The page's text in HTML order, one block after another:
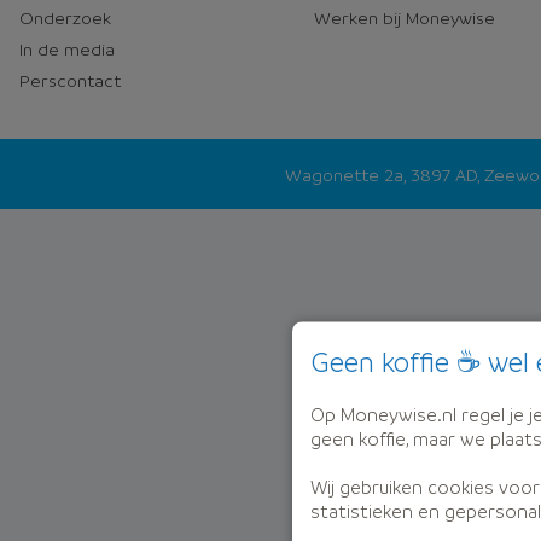
Onderzoek
In de media
Perscontact
Werken bij Moneywise
Wagonette 2a, 3897 AD,
Geen koffie ☕
Op Moneywise.nl regel je
geen koffie, maar we
Wij gebruiken cookies
statistieken en